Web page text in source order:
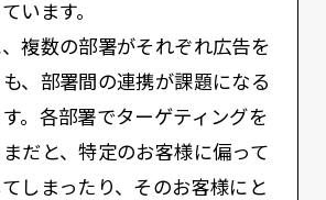
います。
複数の部署がそれぞれ広告を
、部署間の連携が課題になる
。各部署でターゲティングを
だと、特定のお客様に偏って
しまったり、そのお客様にと